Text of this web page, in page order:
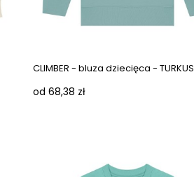
CLIMBER - bluza dziecięca - TURKUS
od 68,38 zł